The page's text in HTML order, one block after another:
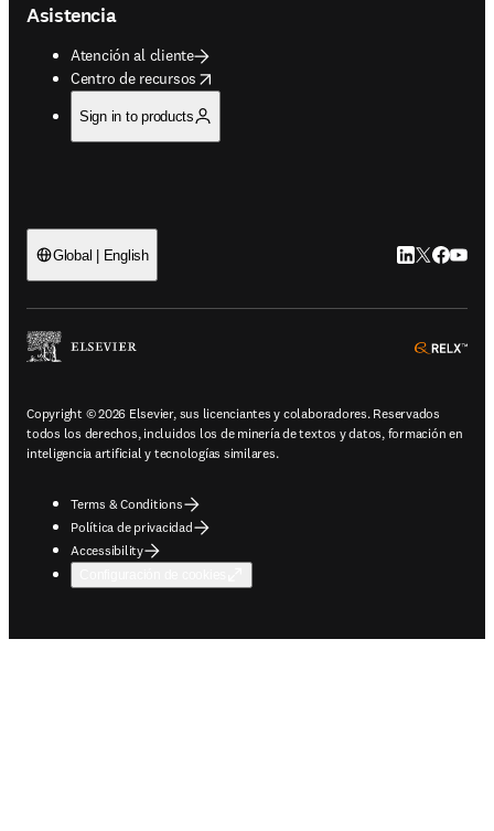
Asistencia
Atención al cliente
Centro de recursos
opens in new tab/window
Sign in to products
Global | English LinkedIn se
Twitter se
Copyright © 2026 Elsevier, sus licenciantes y colaboradores. Reservados
todos los derechos, incluidos los de minería de textos y datos, formación en
inteligencia artificial y tecnologías similares.
Terms & Conditions
Política de privacidad
Accessibility